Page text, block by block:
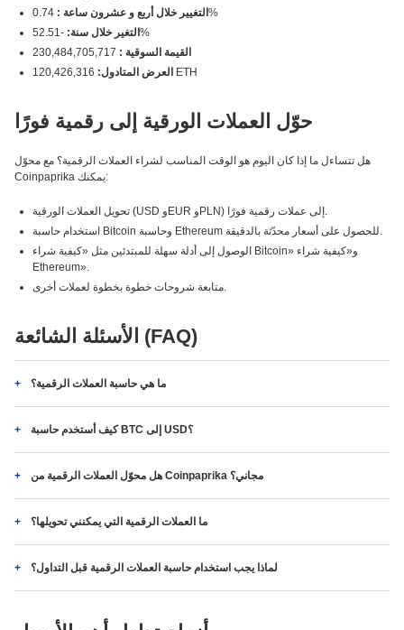
التغيير خلال أربع و عشرون ساعة : 0.74%
التغير خلال سنة: -52.51%
القيمة السوقية :
العرض المتادول:
120,426,316 ETH
حوّل العملات الورقية إلى رقمية فورًا
هل تتساءل ما إذا كان اليوم هو الوقت المناسب لشراء العملات الرقمية؟ مع محوّل
Coinpaprika يمكنك:
تحويل العملات الورقية (USD وEUR وPLN) إلى عملات رقمية فورًا.
استخدام حاسبة Bitcoin وحاسبة Ethereum للحصول على أسعار محدّثة بالدقيقة.
الوصول إلى أدلة سهلة للمبتدئين مثل «كيفية شراء Bitcoin» و«كيفية شراء
Ethereum».
متابعة شروحات خطوة بخطوة لعملات أخرى.
الأسئلة الشائعة (FAQ)
ما هي حاسبة العملات الرقمية؟
كيف أستخدم حاسبة BTC إلى USD؟
هل محوّل العملات الرقمية من Coinpaprika مجاني؟
ما العملات الرقمية التي يمكنني تحويلها؟
لماذا يجب استخدام حاسبة العملات الرقمية قبل التداول؟